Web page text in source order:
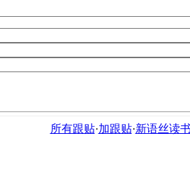
所有跟贴·加跟贴·新语丝读